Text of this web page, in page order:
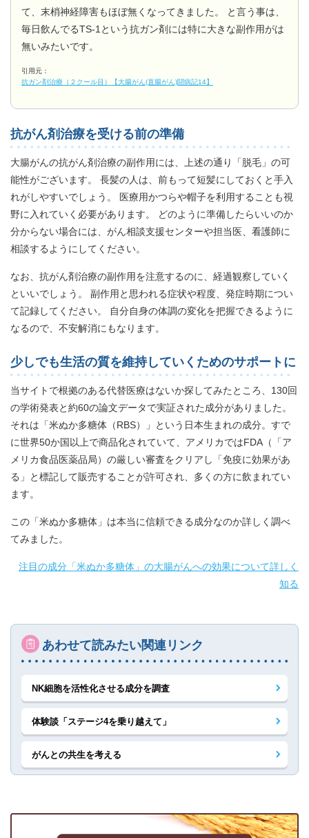
て、末梢神経障害もほぼ無くなってきました。 と言う事は、
毎日飲んでるTS-1という抗ガン剤には特に大きな副作用がは
無いみたいです。
引用元：
抗ガン剤治療（２クール目）【大腸がん(直腸がん)闘病記14】
抗がん剤治療を受ける前の準備
大腸がんの抗がん剤治療の副作用には、上述の通り「脱毛」の可
能性がございます。 長髪の人は、前もって短髪にしておくと手入
れがしやすいでしょう。 医療用かつらや帽子を利用することも視
野に入れていく必要があります。 どのように準備したらいいのか
分からない場合には、がん相談支援センターや担当医、看護師に
相談するようにしてください。
なお、抗がん剤治療の副作用を注意するのに、経過観察していく
といいでしょう。 副作用と思われる症状や程度、発症時期につい
て記録してください。 自分自身の体調の変化を把握できるように
なるので、不安解消にもなります。
少しでも生活の質を維持していくためのサポートに
当サイトで根拠のある代替医療はないか探してみたところ、130回
の学術発表と約60の論文データで実証された成分がありました。
それは「米ぬか多糖体（RBS）」という日本生まれの成分。すで
に世界50か国以上で商品化されていて、アメリカではFDA（「ア
メリカ食品医薬品局）の厳しい審査をクリアし「免疫に効果があ
る」と標記して販売することが許可され、多くの方に飲まれてい
ます。
この「米ぬか多糖体」は本当に信頼できる成分なのか詳しく調べ
てみました。
注目の成分「米ぬか多糖体」の大腸がんへの効果について詳しく
知る
あわせて読みたい関連リンク
NK細胞を活性化させる成分を調査
体験談「ステージ4を乗り越えて」
がんとの共生を考える